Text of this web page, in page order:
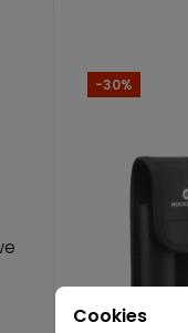
-30%
Cookies